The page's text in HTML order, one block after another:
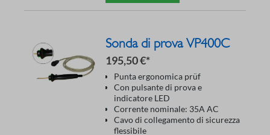
Sonda di prova VP400C
195,50 €*
Punta ergonomica prüf
Con pulsante di prova e
indicatore LED
Corrente nominale: 35A AC
Cavo di collegamento di sicurezza
flessibile